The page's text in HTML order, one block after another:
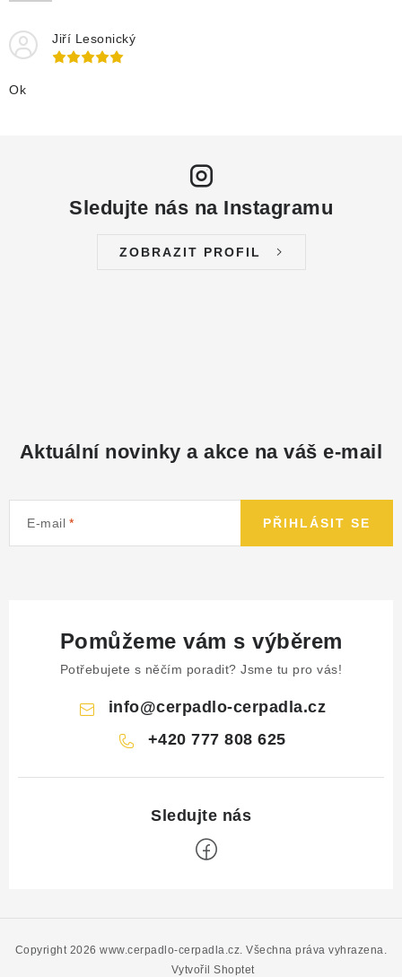
Jiří Lesonický
Ok
Sledujte nás na Instagramu
ZOBRAZIT PROFIL
Aktuální novinky a akce na váš e-mail
E-mail PŘIHLÁSIT SE
Pomůžeme vám s výběrem
Potřebujete s něčím poradit? Jsme tu pro vás!
info@cerpadlo-cerpadla.cz
+420 777 808 625
Vytvořil Shoptet
Copyright 2026www.cerpadlo-cerpadla.cz. Všechna práva vyhrazena.